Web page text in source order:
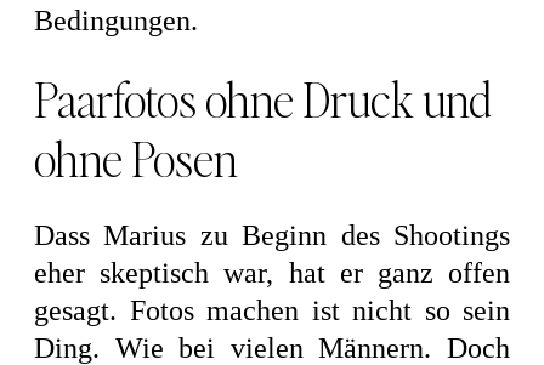
Bedingungen.
Paarfotos ohne Druck und
ohne Posen
Dass Marius zu Beginn des Shootings
eher skeptisch war, hat er ganz offen
gesagt. Fotos machen ist nicht so sein
Ding. Wie bei vielen Männern. Doch